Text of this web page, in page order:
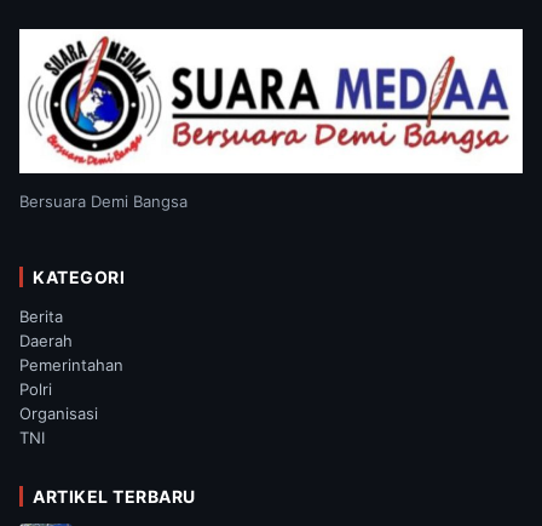
Bersuara Demi Bangsa
KATEGORI
Berita
Daerah
Pemerintahan
Polri
Organisasi
TNI
ARTIKEL TERBARU